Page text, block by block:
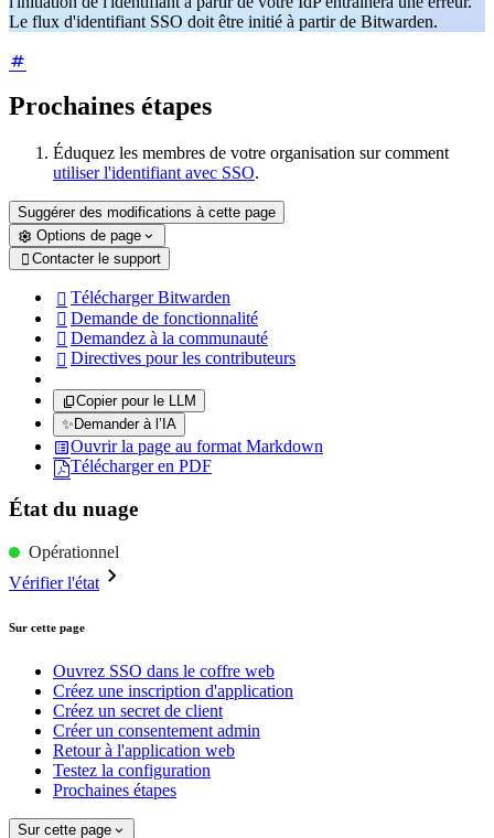
Le flux d'identifiant SSO doit être initié à partir de Bitwarden.
Prochaines étapes
Éduquez les membres de votre organisation sur comment
utiliser l'identifiant avec SSO.
Suggérer des modifications à cette page
Options de page
 Contacter le support
 Télécharger Bitwarden
 Demande de fonctionnalité
 Demandez à la communauté
 Directives pour les contributeurs
Copier pour le LLM
✨ Demander à l’IA
Ouvrir la page au format Markdown
Télécharger en PDF
État du nuage
Opérationnel
Vérifier l'état
Sur cette page
Ouvrez SSO dans le coffre web
Créez une inscription d'application
Créez un secret de client
Créer un consentement admin
Retour à l'application web
Testez la configuration
Prochaines étapes
Sur cette page